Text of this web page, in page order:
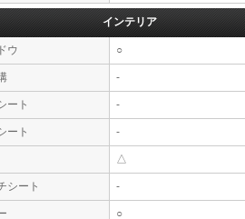
インテリア
ウ ○
-
ート -
ート -
△
シート -
○